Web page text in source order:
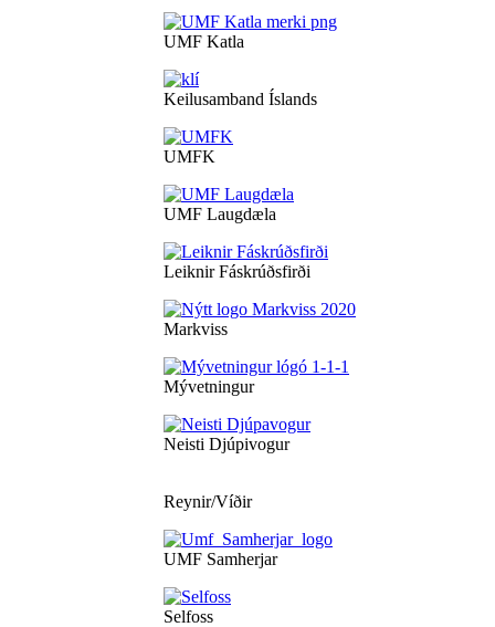
UMF Katla
Keilusamband Íslands
UMFK
UMF Laugdæla
Leiknir Fáskrúðsfirði
Markviss
Mývetningur
Neisti Djúpivogur
Reynir/Víðir
UMF Samherjar
Selfoss